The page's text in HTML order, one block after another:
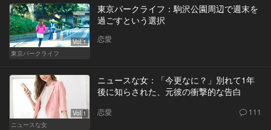
Vol.1
東京パークライフ
東京パークライフ：駒沢公園周辺で週末を
過ごすという選択
恋愛
Vol.1
ニュースな女
ニュースな女：「今更なに？」別れて1年
後に知らされた、元彼の衝撃的な告白
恋愛 111